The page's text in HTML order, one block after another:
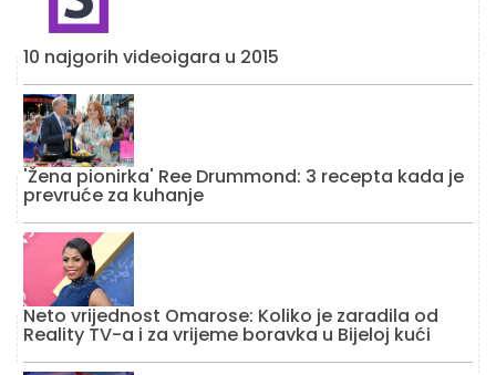
10 najgorih videoigara u 2015
'Žena pionirka' Ree Drummond: 3 recepta kada je
prevruće za kuhanje
Neto vrijednost Omarose: Koliko je zaradila od
Reality TV-a i za vrijeme boravka u Bijeloj kući